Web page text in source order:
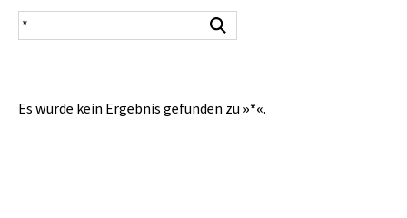
Suchergebnis
Es wurde kein Ergebnis gefunden zu »*«.